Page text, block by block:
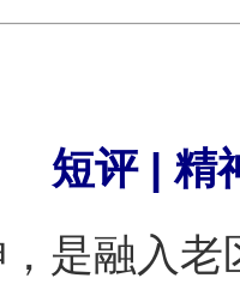
短评 | 精
融入老